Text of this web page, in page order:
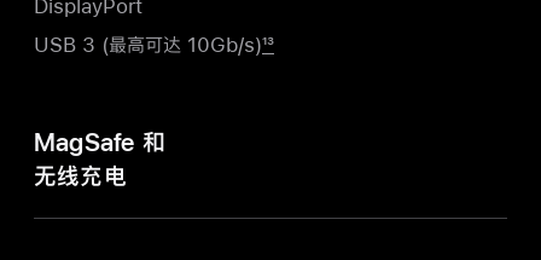
DisplayPort
USB 3 (最高可达 10Gb/s)13
MagSafe 和
无线充电